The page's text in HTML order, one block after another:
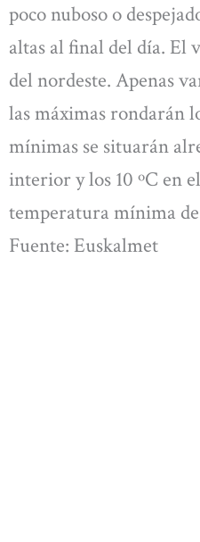
poco nuboso o
altas al final del día. El
del nordeste. Apenas
las máximas rondarán
mínimas se situarán
interior y los 10 ºC en
temperatura mínima de
Fuente: Euskalmet